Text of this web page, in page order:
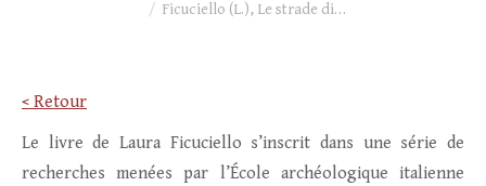
Ficuciello (L.), Le strade di…
< Retour
Le livre de Laura Ficuciello s’inscrit dans une série de
recherches menées par l’École archéologique italienne